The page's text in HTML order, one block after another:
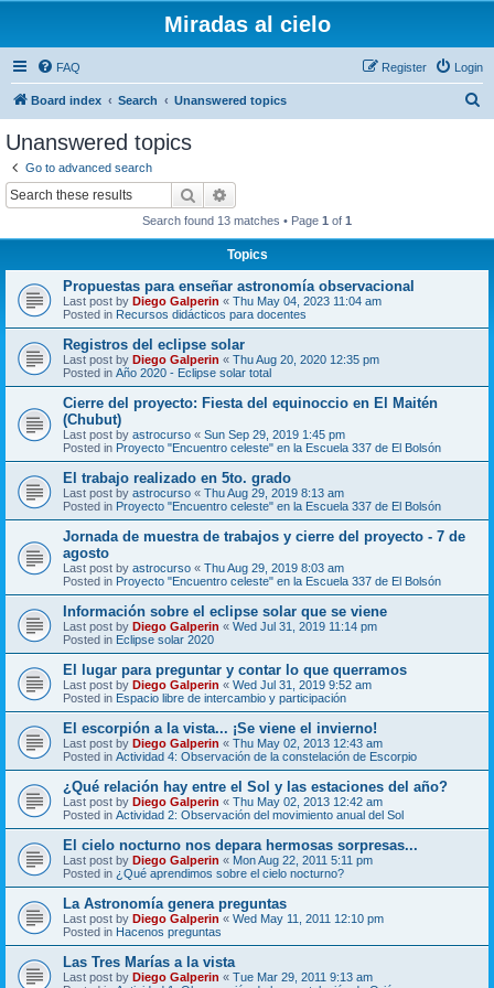
Miradas al cielo
FAQ Login
Register
Board index Search Unanswered topics
Unanswered topics
Go to advanced search
Search
Search found 13 matches • Page 1 of 1
Topics
Propuestas para enseñar astronomía observacional
Last post by Diego Galperin « Thu May 04, 2023 11:04 am
Posted in Recursos didácticos para docentes
Registros del eclipse solar
Last post by Diego Galperin « Thu Aug 20, 2020 12:35 pm
Posted in Año 2020 - Eclipse solar total
Cierre del proyecto: Fiesta del equinoccio en El Maitén
(Chubut)
Last post by astrocurso « Sun Sep 29, 2019 1:45 pm
Posted in Proyecto "Encuentro celeste" en la Escuela 337 de El Bolsón
El trabajo realizado en 5to. grado
Last post by astrocurso « Thu Aug 29, 2019 8:13 am
Posted in Proyecto "Encuentro celeste" en la Escuela 337 de El Bolsón
Jornada de muestra de trabajos y cierre del proyecto - 7 de
agosto
Last post by astrocurso « Thu Aug 29, 2019 8:03 am
Posted in Proyecto "Encuentro celeste" en la Escuela 337 de El Bolsón
Información sobre el eclipse solar que se viene
Last post by Diego Galperin « Wed Jul 31, 2019 11:14 pm
Posted in Eclipse solar 2020
El lugar para preguntar y contar lo que querramos
Last post by Diego Galperin « Wed Jul 31, 2019 9:52 am
Posted in Espacio libre de intercambio y participación
El escorpión a la vista... ¡Se viene el invierno!
Last post by Diego Galperin « Thu May 02, 2013 12:43 am
Posted in Actividad 4: Observación de la constelación de Escorpio
¿Qué relación hay entre el Sol y las estaciones del año?
Last post by Diego Galperin « Thu May 02, 2013 12:42 am
Posted in Actividad 2: Observación del movimiento anual del Sol
El cielo nocturno nos depara hermosas sorpresas...
Last post by Diego Galperin « Mon Aug 22, 2011 5:11 pm
Posted in ¿Qué aprendimos sobre el cielo nocturno?
La Astronomía genera preguntas
Last post by Diego Galperin « Wed May 11, 2011 12:10 pm
Posted in Hacenos preguntas
Las Tres Marías a la vista
Last post by Diego Galperin « Tue Mar 29, 2011 9:13 am